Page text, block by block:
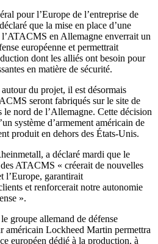
pour l’Europe de l’entreprise de
que la mise en place d’une
en Allemagne enverrait un
européenne et permettrait
dont les alliés ont besoin pour
en matière de sécurité.
du projet, il est désormais
seront fabriqués sur le site de
nord de l’Allemagne. Cette décision
système d’armement américain de
produit en dehors des États-Unis.
a déclaré mardi que le
ATACMS « créerait de nouvelles
l’Europe, garantirait
et renforcerait notre autonomie
».
groupe allemand de défense
américain Lockheed Martin permettra
européen dédié à la production, à